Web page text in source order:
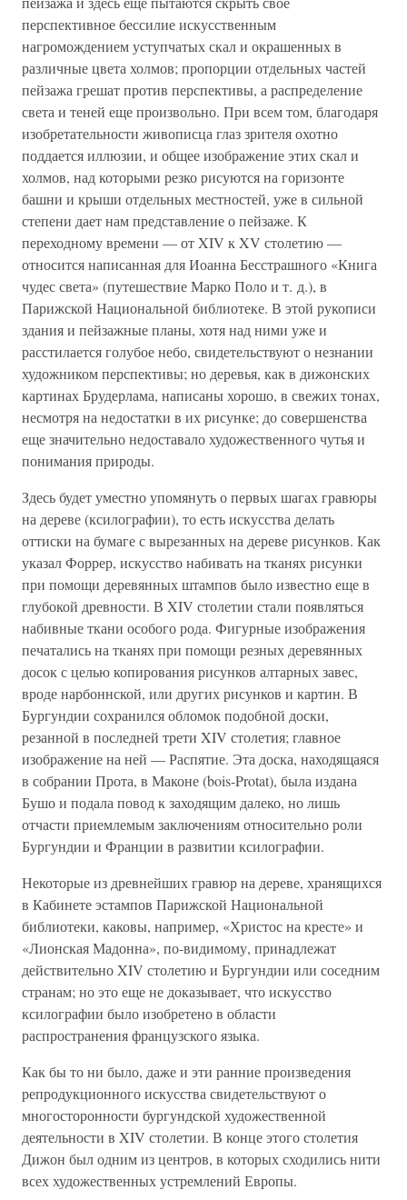
перспективное бессилие искусственным
нагромождением уступчатых скал и окрашенных в
различные цвета холмов; пропорции отдельных частей
пейзажа грешат против перспективы, а распределение
света и теней еще произвольно. При всем том, благодаря
изобретательности живописца глаз зрителя охотно
поддается иллюзии, и общее изображение этих скал и
холмов, над которыми резко рисуются на горизонте
башни и крыши отдельных местностей, уже в сильной
степени дает нам представление о пейзаже. К
переходному времени — от XIV к XV столетию —
относится написанная для Иоанна Бесстрашного «Книга
чудес света» (путешествие Марко Поло и т. д.), в
Парижской Национальной библиотеке. В этой рукописи
здания и пейзажные планы, хотя над ними уже и
расстилается голубое небо, свидетельствуют о незнании
художником перспективы; но деревья, как в дижонских
картинах Брудерлама, написаны хорошо, в свежих тонах,
несмотря на недостатки в их рисунке; до совершенства
еще значительно недоставало художественного чутья и
понимания природы.
Здесь будет уместно упомянуть о первых шагах гравюры
на дереве (ксилографии), то есть искусства делать
оттиски на бумаге с вырезанных на дереве рисунков. Как
указал Форрер, искусство набивать на тканях рисунки
при помощи деревянных штампов было известно еще в
глубокой древности. В XIV столетии стали появляться
набивные ткани особого рода. Фигурные изображения
печатались на тканях при помощи резных деревянных
досок с целью копирования рисунков алтарных завес,
вроде нарбоннской, или других рисунков и картин. В
Бургундии сохранился обломок подобной доски,
резанной в последней трети XIV столетия; главное
изображение на ней — Распятие. Эта доска, находящаяся
в собрании Прота, в Маконе (bois-Protat), была издана
Бушо и подала повод к заходящим далеко, но лишь
отчасти приемлемым заключениям относительно роли
Бургундии и Франции в развитии ксилографии.
Некоторые из древнейших гравюр на дереве, хранящихся
в Кабинете эстампов Парижской Национальной
библиотеки, каковы, например, «Христос на кресте» и
«Лионская Мадонна», по-видимому, принадлежат
действительно XIV столетию и Бургундии или соседним
странам; но это еще не доказывает, что искусство
ксилографии было изобретено в области
распространения французского языка.
Как бы то ни было, даже и эти ранние произведения
репродукционного искусства свидетельствуют о
многосторонности бургундской художественной
деятельности в XIV столетии. В конце этого столетия
Дижон был одним из центров, в которых сходились нити
всех художественных устремлений Европы.